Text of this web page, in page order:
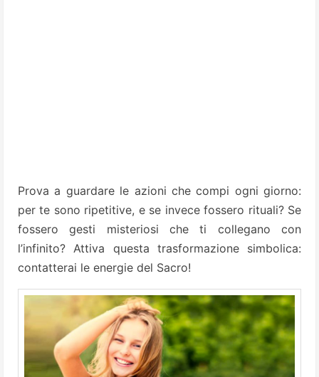
Prova a guardare le azioni che compi ogni giorno:
per te sono ripetitive, e se invece fossero rituali? Se
fossero gesti misteriosi che ti collegano con
l’infinito? Attiva questa trasformazione simbolica:
contatterai le energie del Sacro!